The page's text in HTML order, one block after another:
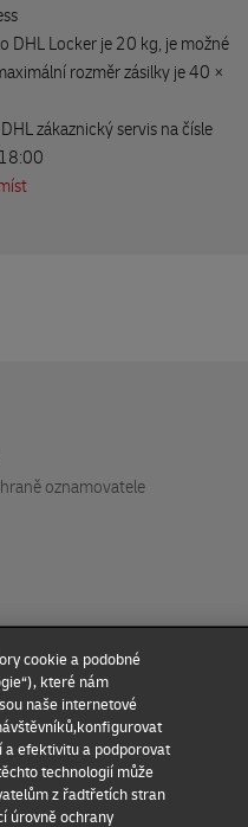
DHL Locker je 20 kg, je možné
rozměr zásilky je 40 ×
zákaznický servis na čísle
oznamovatele
práva vyhrazena.
000
cookie a podobné
které nám
naše internetové
a efektivitu a podporovat
technologií může
z řadtřetích stran
úrovně ochrany